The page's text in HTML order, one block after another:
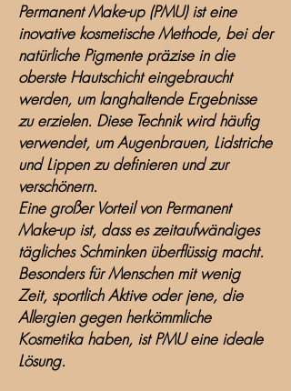
Permanent Make-up (PMU) ist eine
inovative kosmetische Methode, bei der
natürliche Pigmente präzise in die
oberste Hautschicht eingebraucht
werden, um langhaltende Ergebnisse
zu erzielen. Diese Technik wird häufig
verwendet, um Augenbrauen, Lidstriche
und Lippen zu definieren und zur
verschönern.
Eine großer Vorteil von Permanent
Make-up ist, dass es zeitaufwändiges
tägliches Schminken überflüssig macht.
Besonders für Menschen mit wenig
Zeit, sportlich Aktive oder jene, die
Allergien gegen herkömmliche
Kosmetika haben, ist PMU eine ideale
Lösung.